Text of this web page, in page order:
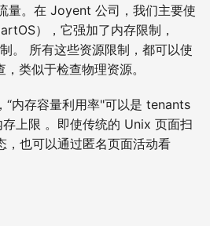
量。在 Joyent 公司，我们主要使
），它强加了内存限制，
。 所有这些资源限制，都可以使
类似于检查物理资源。
“内存容量利用率"可以是 tenants
上限 。即使传统的 Unix 页面扫
，也可以通过匿名页面活动看